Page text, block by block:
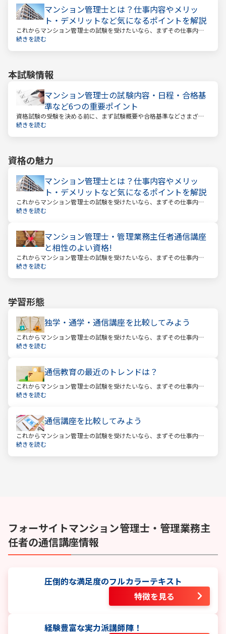
マンション管理士とは？仕事内容やメリッ
ト・デメリットなど気になるポイントを解説
これからマンション管理士の試験を受けたいなら、まずその仕事内容
を確かめましょう。この仕事では、マンション管理組合の総合的なサ
続きを読む
本試験情報
マンション管理士の試験内容・日程・合格基
準など6つの重要ポイント
資格試験の受験を決める前に、まず試験概要や合格基準などさまざま
なことを把握しておくことが大切です。試験までの日数を計算し、無
続きを読む
資格の魅力
マンション管理士とは？仕事内容やメリッ
ト・デメリットなど気になるポイントを解説
これからマンション管理士の試験を受けたいなら、まずその仕事内容
を確かめましょう。この仕事では、マンション管理組合の総合的なサ
続きを読む
マンション管理士・管理業務主任者通信講座
と相性のよい資格!
これからマンション管理士の試験を受けたいなら、まずその仕事内容
を確かめましょう。この仕事では、マンション管理組合の総合的なサ
続きを読む
学習形態
独学・通学・通信講座を比較してみよう
これからマンション管理士の試験を受けたいなら、まずその仕事内容
を確かめましょう。この仕事では、マンション管理組合の総合的なサ
続きを読む
通信教育の最近のトレンドは？
これからマンション管理士の試験を受けたいなら、まずその仕事内容
を確かめましょう。この仕事では、マンション管理組合の総合的なサ
続きを読む
通信講座を比較してみよう
これからマンション管理士の試験を受けたいなら、まずその仕事内容
を確かめましょう。この仕事では、マンション管理組合の総合的なサ
続きを読む
フォーサイトマンション管理士・管理業務主
任者の通信講座情報
圧倒的な満足度のフルカラーテキスト
特徴を見る
経験豊富な実力派講師陣！